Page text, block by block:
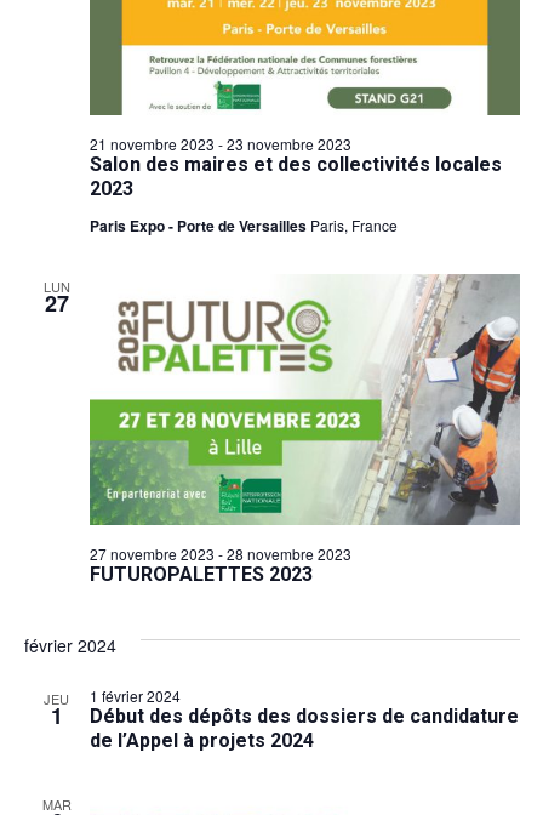
Salon des maires et des collectivités locales
2023
21 novembre 2023 -23 novembre 2023
Paris Expo - Porte de Versailles Paris, France
LUN
27
FUTUROPALETTES 2023
27 novembre 2023 -28 novembre 2023
février 2024
JEU
1
Début des dépôts des dossiers de candidature
de l’Appel à projets 2024
1 février 2024
MAR